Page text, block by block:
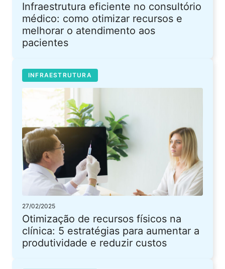
Infraestrutura eficiente no consultório
médico: como otimizar recursos e
melhorar o atendimento aos
pacientes
INFRAESTRUTURA
27/02/2025
Otimização de recursos físicos na
clínica: 5 estratégias para aumentar a
produtividade e reduzir custos